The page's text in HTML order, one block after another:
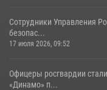
Сотрудники Управления
безопас...
17 июля 2026, 09:52
Офицеры росгвардии
«Динамо» п...